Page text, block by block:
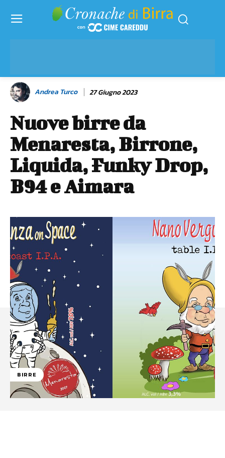
Andrea Turco 27 Giugno 2023
Nuove birre da
Menaresta, Birrone,
Liquida, Funky Drop,
B94 e Aimara
BIRRE